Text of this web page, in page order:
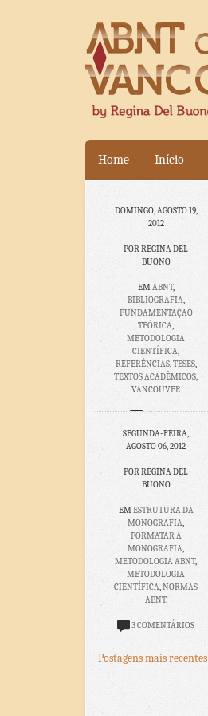
Home Início
DOMINGO, AGOSTO 19,
2012
POR REGINA DEL
BUONO
EMABNT,
BIBLIOGRAFIA,
FUNDAMENTAÇÃO
TEÓRICA,
METODOLOGIA
CIENTÍFICA,
REFERÊNCIAS,TESES,
TEXTOS ACADÊMICOS,
VANCOUVER
NENHUM
COMENTÁRIO
SEGUNDA-FEIRA,
AGOSTO 06, 2012
POR REGINA DEL
BUONO
EMESTRUTURA DA
MONOGRAFIA,
FORMATAR A
MONOGRAFIA,
METODOLOGIA ABNT,
METODOLOGIA
CIENTÍFICA,NORMAS
ABNT.
3 COMENTÁRIOS
Postagens mais recentes